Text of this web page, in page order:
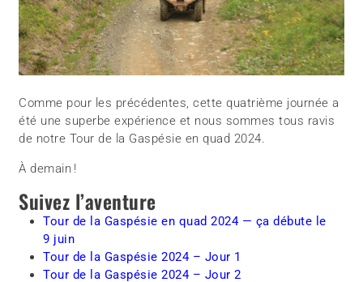
Comme pour les précédentes, cette quatrième journée a
été une superbe expérience et nous sommes tous ravis
de notre Tour de la Gaspésie en quad 2024.
À demain !
Suivez l’aventure
Tour de la Gaspésie en quad 2024 — ça débute le
9 juin
Tour de la Gaspésie 2024 – Jour 1
Tour de la Gaspésie 2024 – Jour 2